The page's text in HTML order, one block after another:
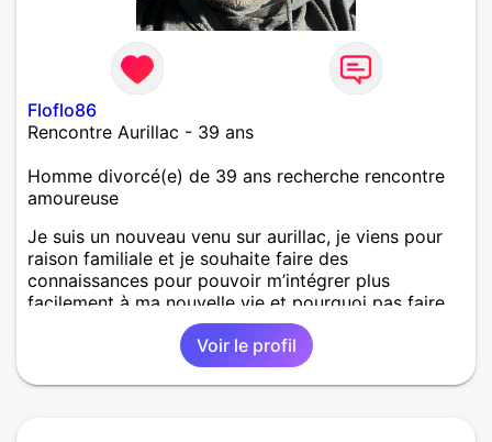
Floflo86
Rencontre Aurillac - 39 ans
Homme divorcé(e) de 39 ans recherche rencontre
amoureuse
Je suis un nouveau venu sur aurillac, je viens pour
raison familiale et je souhaite faire des
connaissances pour pouvoir m’intégrer plus
facilement à ma nouvelle vie et pourquoi pas faire
une belle rencontre et enfin trouver le bonheur avec
Voir le profil